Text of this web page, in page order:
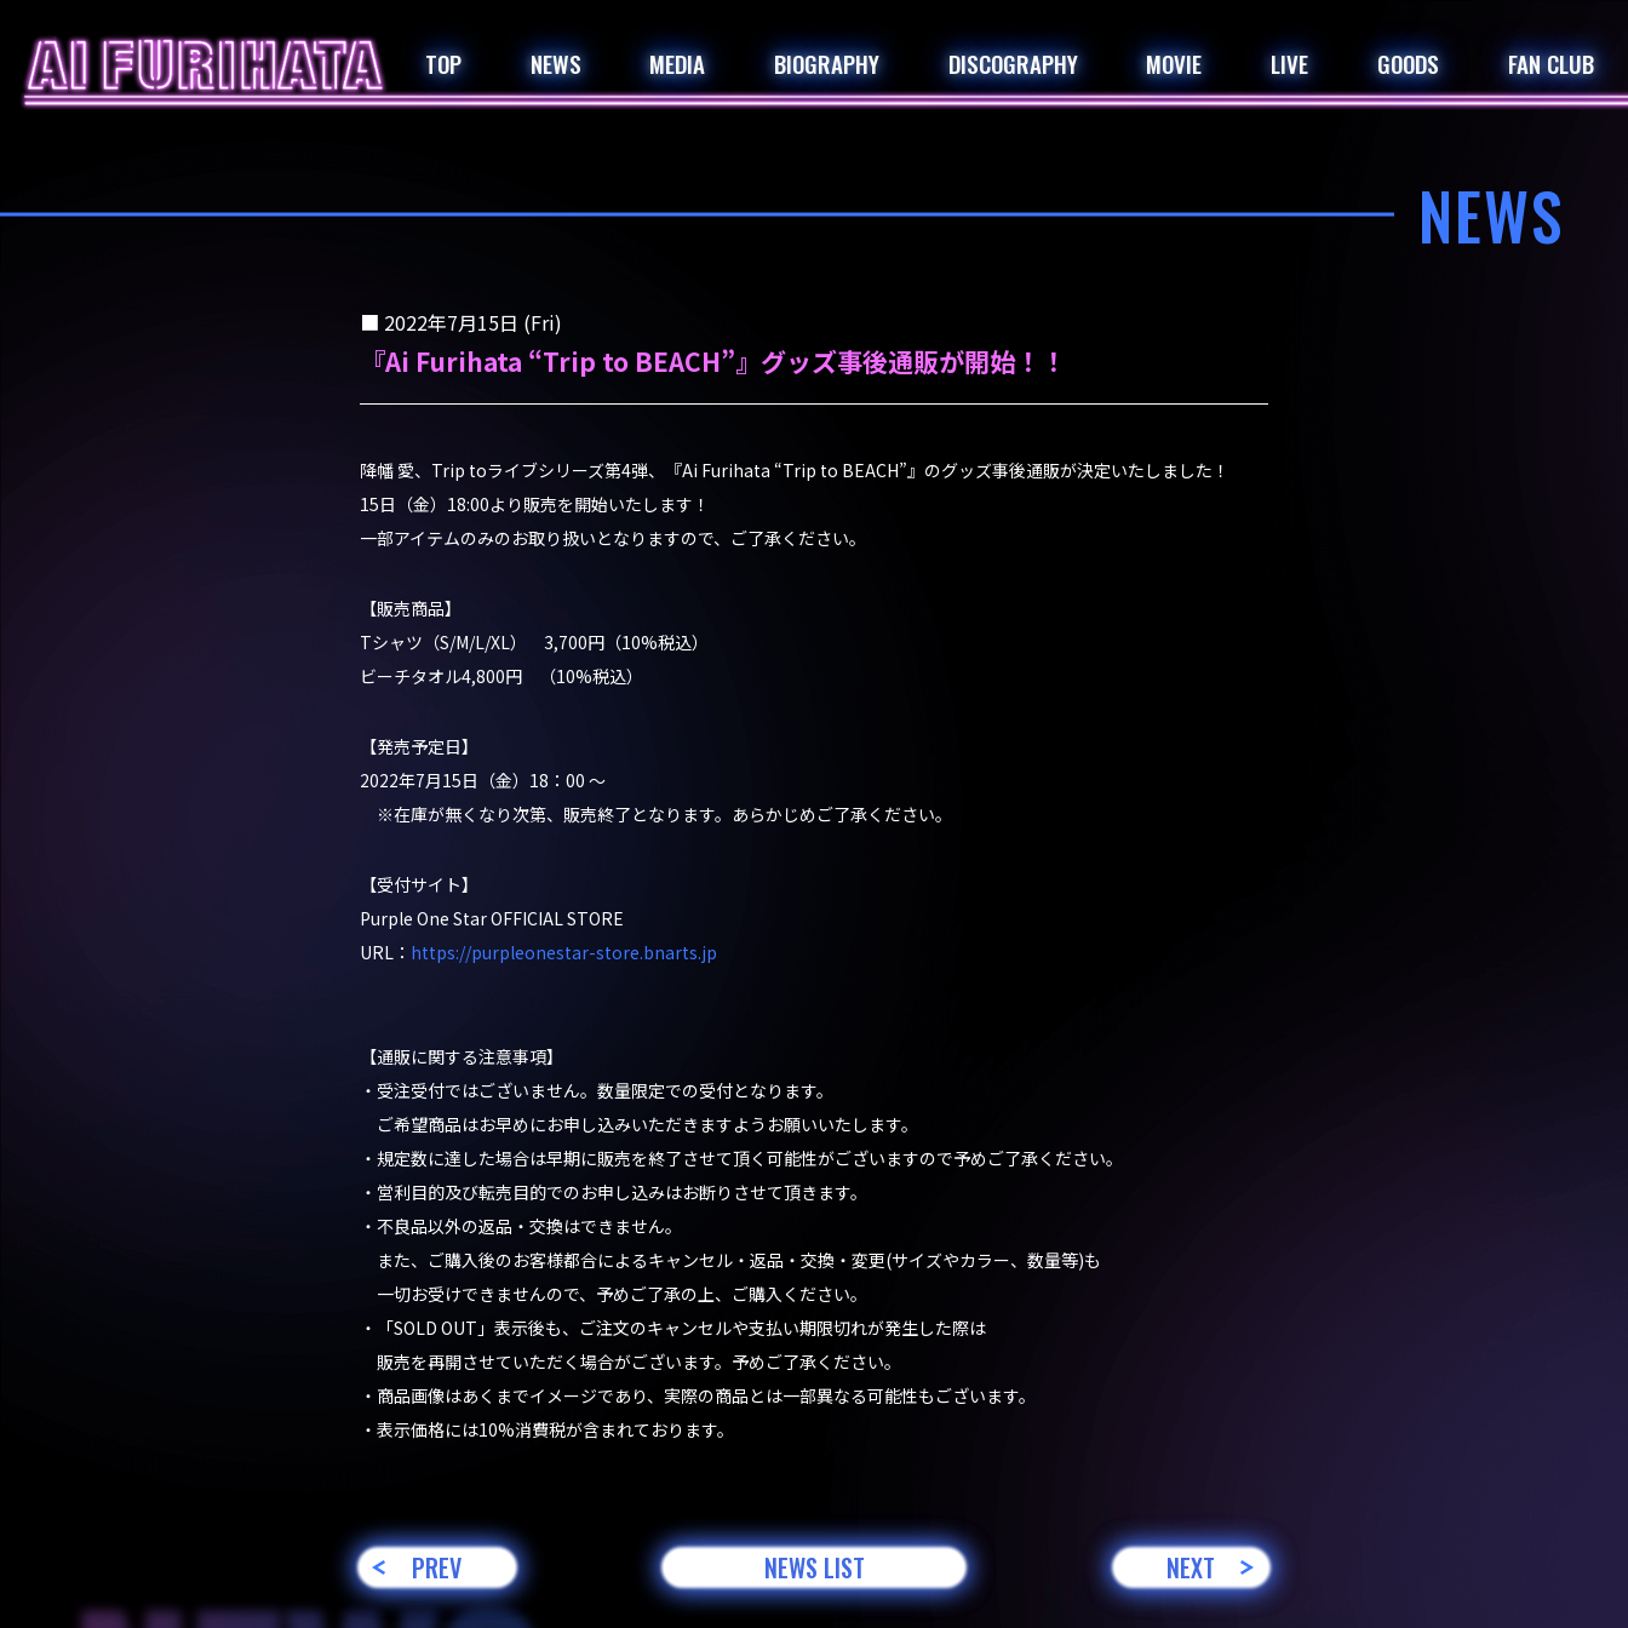
TOP NEWS MEDIA BIOGRAPHY DISCOGRAPHY MOVIE LIVE GOODS FAN CLUB
NEWS
2022年7月15日 (Fri)
『Ai Furihata “Trip to BEACH”』グッズ事後通販が開始！！
降幡 愛、Trip toライブシリーズ第4弾、『Ai Furihata “Trip to BEACH”』のグッズ事後通販が決定いたしました！
15日（金）18:00より販売を開始いたします！
一部アイテムのみのお取り扱いとなりますので、ご了承ください。
【販売商品】
Tシャツ（S/M/L/XL） 3,700円（10%税込）
ビーチタオル4,800円 （10%税込）
【発売予定日】
2022年7月15日（金）18：00 ～
※在庫が無くなり次第、販売終了となります。あらかじめご了承ください。
【受付サイト】
Purple One Star OFFICIAL STORE
URL： https://purpleonestar-store.bnarts.jp
【通販に関する注意事項】
・受注受付ではございません。数量限定での受付となります。
ご希望商品はお早めにお申し込みいただきますようお願いいたします。
・規定数に達した場合は早期に販売を終了させて頂く可能性がございますので予めご了承ください。
・営利目的及び転売目的でのお申し込みはお断りさせて頂きます。
・不良品以外の返品・交換はできません。
また、ご購入後のお客様都合によるキャンセル・返品・交換・変更(サイズやカラー、数量等)も
一切お受けできませんので、予めご了承の上、ご購入ください。
・「SOLD OUT」表示後も、ご注文のキャンセルや支払い期限切れが発生した際は
販売を再開させていただく場合がございます。予めご了承ください。
・商品画像はあくまでイメージであり、実際の商品とは一部異なる可能性もございます。
・表示価格には10%消費税が含まれております。
PREV NEWS LIST NEXT